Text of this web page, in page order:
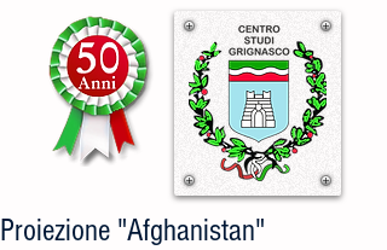
Proiezione "Afghanistan"